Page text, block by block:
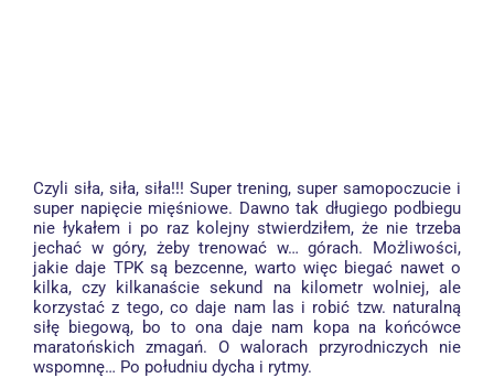
Czyli siła, siła, siła!!! Super trening, super samopoczucie i
super napięcie mięśniowe. Dawno tak długiego podbiegu
nie łykałem i po raz kolejny stwierdziłem, że nie trzeba
jechać w góry, żeby trenować w… górach. Możliwości,
jakie daje TPK są bezcenne, warto więc biegać nawet o
kilka, czy kilkanaście sekund na kilometr wolniej, ale
korzystać z tego, co daje nam las i robić tzw. naturalną
siłę biegową, bo to ona daje nam kopa na końcówce
maratońskich zmagań. O walorach przyrodniczych nie
wspomnę… Po południu dycha i rytmy.